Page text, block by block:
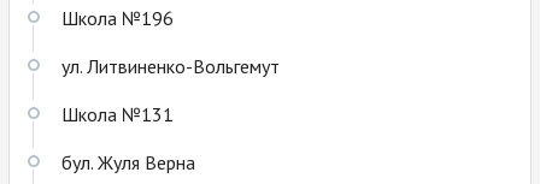
Школа №196
ул. Литвиненко-Вольгемут
Школа №131
бул. Жуля Верна